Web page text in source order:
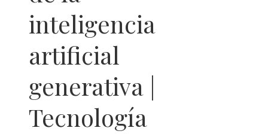
inteligencia
artificial
generativa |
Tecnología